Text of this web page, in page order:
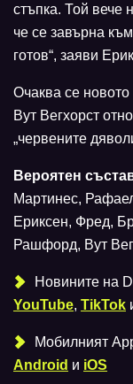
стъпка. Той вече
че се завърна
готов“, заяви
Очаква се
Вут Вегхорст
„червените
Вероятен
Мартинес,
Ериксен, Фред,
Рашфорд, Вут
Новините на
YouTube, TikTok
Мобилният
Android и iOS